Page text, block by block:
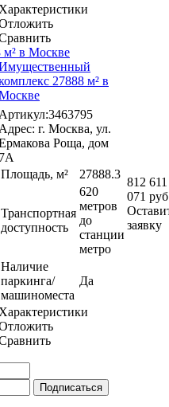
Характеристики
в Москве
27888 м² в
Артикул:3463795
Адрес: г. Москва, ул.
Роща, дом
7А
Площадь, м²
27888.3
Транспортная
доступность
620
метров
до
станции
метро
Наличие
паркинга/
машиноместа
Да
Характеристики
812 611
071
заявку